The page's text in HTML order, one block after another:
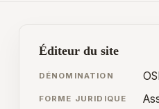
Éditeur du site
DÉNOMINATION
FORME JURIDIQUE